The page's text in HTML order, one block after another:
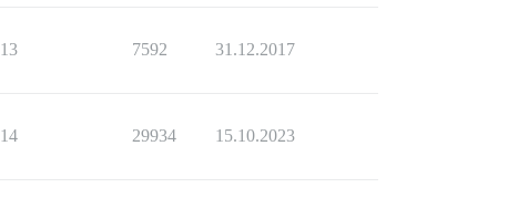
13 7592 31.12.2017
14 29934 15.10.2023